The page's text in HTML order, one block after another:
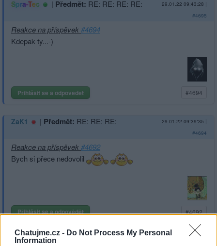
Chatujme.cz - Do Not Process My Personal
Information
Spra-Tec | Předmět: RE: RE: RE: RE: 29.01.22 09:43:28 |
#4695
Reakce na příspěvek#4694
Kdepak ty...-)
Přihlásit se a odpovědět #4694
ZaK1 | Předmět: RE: RE: RE: 29.01.22 09:39:35 |
#4694
Reakce na příspěvek#4692
Bych si přece nedovolil
Přihlásit se a odpovědět #4692
Spra-Tec |Předmět: